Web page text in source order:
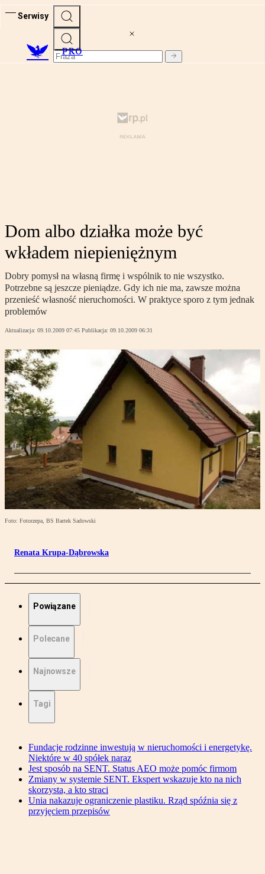
Serwisy
PRO
Dom albo działka może być
wkładem niepieniężnym
Dobry pomysł na własną firmę i wspólnik to nie wszystko.
Potrzebne są jeszcze pieniądze. Gdy ich nie ma, zawsze można
przenieść własność nieruchomości. W praktyce sporo z tym jednak
problemów
Aktualizacja: 09.10.2009 07:45 Publikacja: 09.10.2009 06:31
Foto: Fotorzepa, BS Bartek Sadowski
Renata Krupa-Dąbrowska
Powiązane
Polecane
Najnowsze
Tagi
Fundacje rodzinne inwestują w nieruchomości i energetykę.
Niektóre w 40 spółek naraz
Jest sposób na SENT. Status AEO może pomóc firmom
Zmiany w systemie SENT. Ekspert wskazuje kto na nich
skorzysta, a kto straci
Unia nakazuje ograniczenie plastiku. Rząd spóźnia się z
przyjęciem przepisów